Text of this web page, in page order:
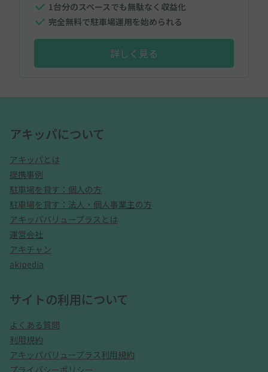
1台分のスペースでも無駄なく収益化
完全無料で駐車場運用を始められる
詳しく見る
アキッパについて
アキッパとは
提携事例
駐車場を貸す：個人の方
駐車場を貸す：法人・個人事業主の方
アキッパバリュープラスとは
運営会社
アキチャン
akipedia
サイトの利用について
よくある質問
利用規約
アキッパバリュープラス利用規約